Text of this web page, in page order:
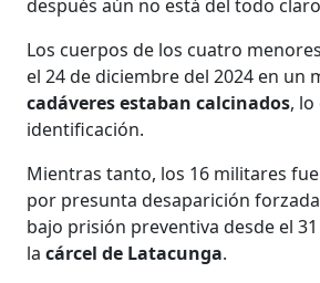
después aún no está del todo
Los cuerpos de los cuatro
el 24 de diciembre del 2024 en un
cadáveres estaban calcinados,
identificación.
Mientras tanto, los 16 militares
por presunta desaparición
bajo prisión preventiva desde el
lacárcel de Latacunga.